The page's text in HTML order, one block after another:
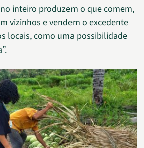
inteiro produzem o que comem,
vizinhos e vendem o excedente
locais, como uma possibilidade